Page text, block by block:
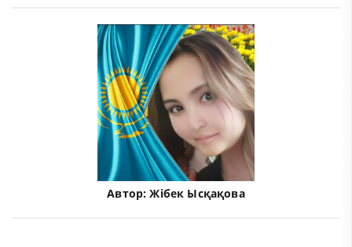
Автор:Жібек Ысқақова